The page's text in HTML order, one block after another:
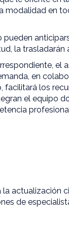
modalidad en
la trasladarán
el
en
los
el equipo
actualización
de